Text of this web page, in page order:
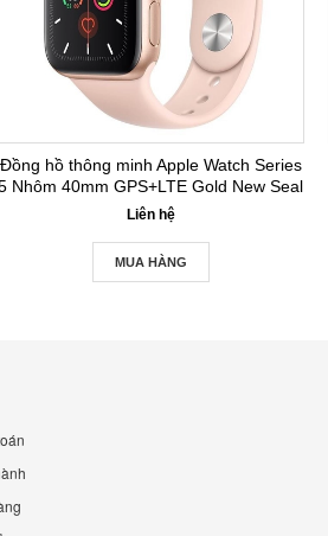
Đồng hồ thông minh Apple Watch Series
Nhôm 40mm GPS+LTE Gold New Seal
Liên hệ
MUA HÀNG